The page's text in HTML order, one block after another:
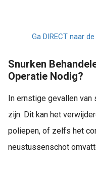
Ga DIRECT naar
Snurken
Operatie Nodig?
In ernstige gevallen van
zijn. Dit kan het
poliepen, of zelfs het
neustussenschot